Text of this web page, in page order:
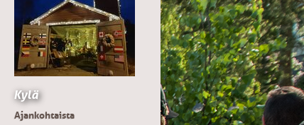
Kylä
Ajankohtaista